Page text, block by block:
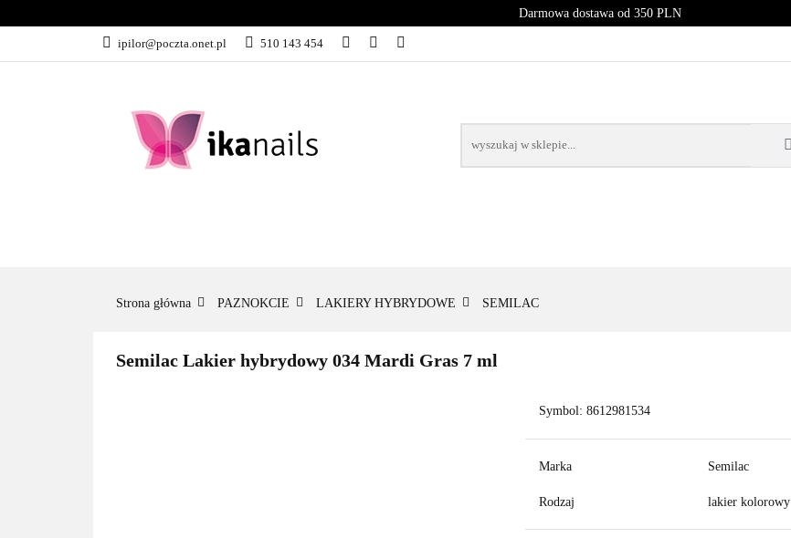
Darmowa dostawa od 350 PLN
ipilor@poczta.onet.pl 510 143 454KATEGORIE
Strona główna PAZNOKCIE LAKIERY HYBRYDOWE SEMILAC
Semilac Lakier hybrydowy 034 Mardi Gras 7 ml
Symbol: 8612981534
Marka Semilac
Rodzaj lakier kolorowy